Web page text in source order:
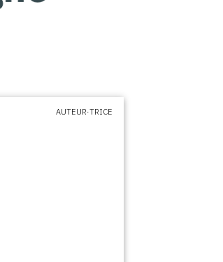
AUTEUR·TRICE